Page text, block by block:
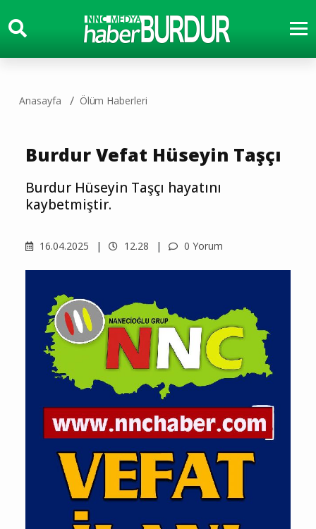
Anasayfa Ölüm Haberleri
Burdur Vefat Hüseyin Taşçı
Burdur Hüseyin Taşçı hayatını
kaybetmiştir.
16.04.2025 12.28 0 Yorum